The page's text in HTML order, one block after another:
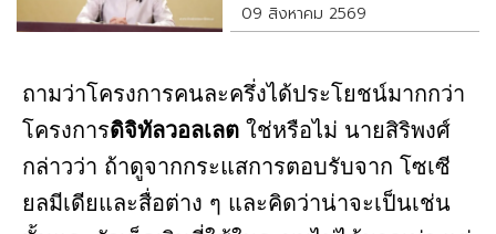
09 สิงหาคม 2569
ถามว่าโครงการคนละครึ่งได้ประโยชน์มากกว่า
โครงการดิจิทัลวอลเลต ใช่หรือไม่ นายสิริพงศ์
กล่าวว่า ถ้าดูจากกระแสการตอบรับจาก โซเซี
ยลมีเดียและสื่อต่าง ๆ และคิดว่าน่าจะเป็นเช่น